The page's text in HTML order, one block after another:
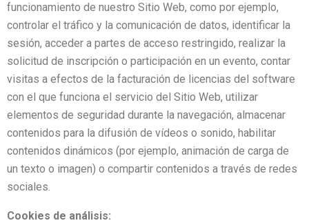
funcionamiento de nuestro Sitio Web, como por ejemplo,
controlar el tráfico y la comunicación de datos, identificar la
sesión, acceder a partes de acceso restringido, realizar la
solicitud de inscripción o participación en un evento, contar
visitas a efectos de la facturación de licencias del software
con el que funciona el servicio del Sitio Web, utilizar
elementos de seguridad durante la navegación, almacenar
contenidos para la difusión de vídeos o sonido, habilitar
contenidos dinámicos (por ejemplo, animación de carga de
un texto o imagen) o compartir contenidos a través de redes
sociales.
Cookies de análisis: